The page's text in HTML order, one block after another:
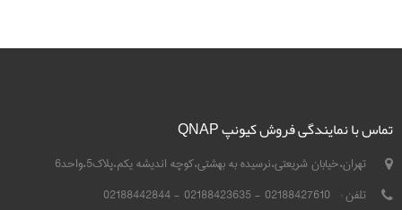
تماس با نمایندگی فروش کیونپ QNAP
تهران،خیابان شریعتی،نرسیده به بهشتی،کوچه اندیشه یکم،پلاک5،واحد6
تلفن : 02188427610 - 02188423635 - 02188442844